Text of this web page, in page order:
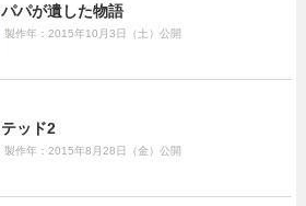
パパが遺した物語
製作年：2015年10月3日（土）公開
テッド2
製作年：2015年8月28日（金）公開